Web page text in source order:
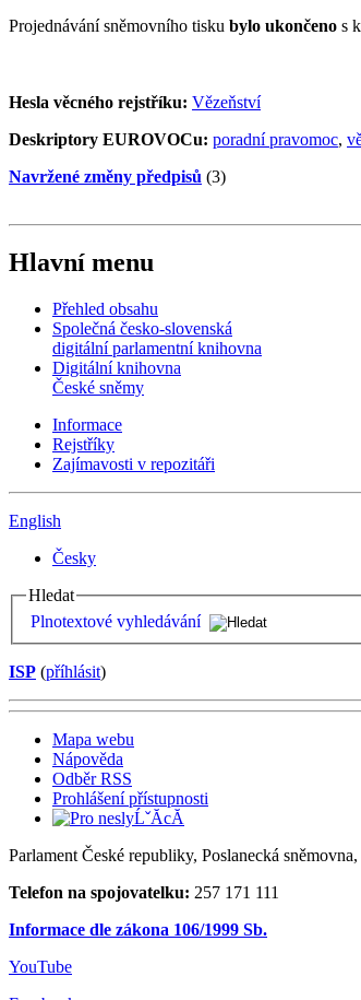
Projednávání sněmovního tisku bylo ukončeno s
Hesla věcného rejstříku: Vězeňství
Deskriptory EUROVOCu: poradní pravomoc,
Navržené změny předpisů (3)
Hlavní menu
Přehled obsahu
Společná česko-slovenská
digitální parlamentní knihovna
Digitální knihovna
České sněmy
Informace
Rejstříky
Zajímavosti v repozitáři
English
Česky
Hledat
Plnotextové vyhledávání
ISP (příhlásit)
Mapa webu
Nápověda
Odběr RSS
Prohlášení přístupnosti
Parlament České republiky, Poslanecká
Telefon na spojovatelku: 257 171 111
Informace dle zákona 106/1999 Sb.
YouTube